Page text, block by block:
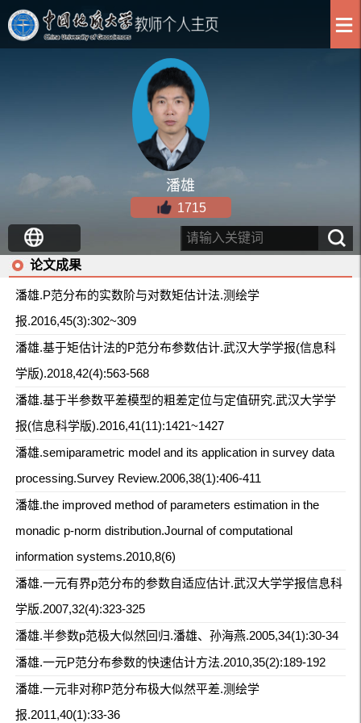
潘雄
1715
论文成果
潘雄.P范分布的实数阶与对数矩估计法.测绘学
报.2016,45(3):302~309
潘雄.基于矩估计法的P范分布参数估计.武汉大学学报(信息科
学版).2018,42(4):563-568
潘雄.基于半参数平差模型的粗差定位与定值研究.武汉大学学
报(信息科学版).2016,41(11):1421~1427
潘雄.semiparametric model and its application in survey data
processing.Survey Review.2006,38(1):406-411
潘雄.the improved method of parameters estimation in the
monadic p-norm distribution.Journal of computational
information systems.2010,8(6)
潘雄.一元有界p范分布的参数自适应估计.武汉大学学报信息科
学版.2007,32(4):323-325
潘雄.半参数p范极大似然回归.潘雄、孙海燕.2005,34(1):30-34
潘雄.一元P范分布参数的快速估计方法.2010,35(2):189-192
潘雄.一元非对称P范分布极大似然平差.测绘学
报.2011,40(1):33-36